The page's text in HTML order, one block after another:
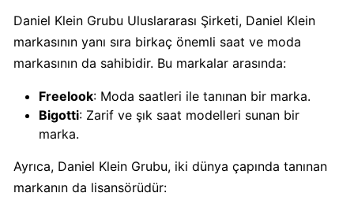
Kimin
Sahibi
Kim?
Cheetos
Boykot
Cheetos
Kimin
Daniel Klein Grubu Uluslararası Şirketi, Daniel Klein
markasının yanı sıra birkaç önemli saat ve moda
markasının da sahibidir. Bu markalar arasında:
Freelook: Moda saatleri ile tanınan bir marka.
Bigotti: Zarif ve şık saat modelleri sunan bir
marka.
Ayrıca, Daniel Klein Grubu, iki dünya çapında tanınan
markanın da lisansörüdür: